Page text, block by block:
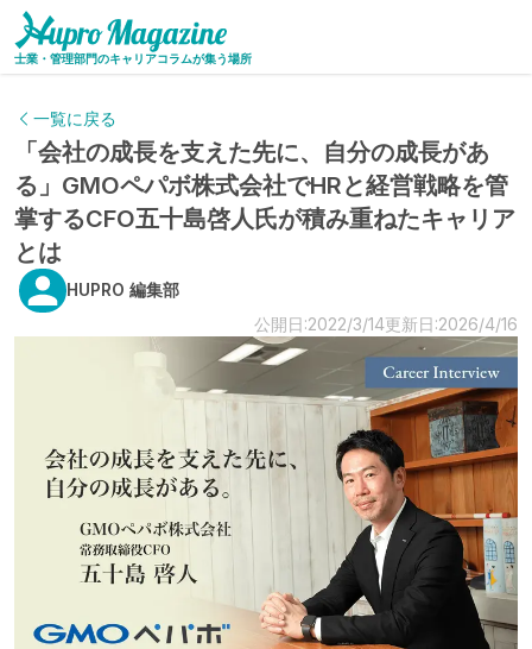
士業・管理部門のキャリアコラムが集う場所
一覧に戻る
「会社の成長を支えた先に、自分の成長があ
る」GMOペパボ株式会社でHRと経営戦略を管
掌するCFO五十島啓人氏が積み重ねたキャリア
とは
HUPRO 編集部
公開日:2022/3/14更新日:2026/4/16